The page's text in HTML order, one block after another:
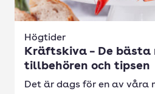
Högtider
Kräftskiva – De bästa
tillbehören och tipsen
Det är dags för en av våra